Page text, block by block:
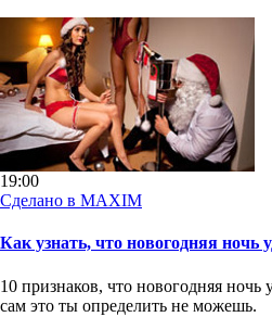
19:00
Сделано в MAXIM
Как узнать, что новогодняя ночь
10 признаков, что новогодняя ночь
сам это ты определить не можешь.